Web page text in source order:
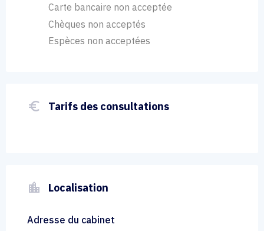
Carte bancaire non acceptée
Chèques non acceptés
Espèces non acceptées
euro_symbol Tarifs des consultations
location_city Localisation
Adresse du cabinet